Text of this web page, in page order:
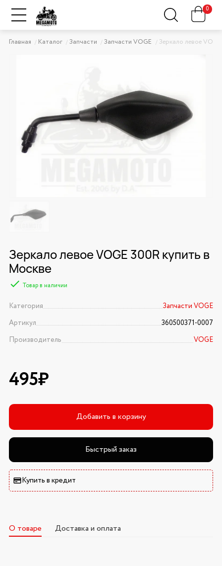
0
Главная Каталог Запчасти Запчасти VOGE Зеркало левое
Зеркало левое VOGE 300R купить в
Москве
Товар в наличии
Категория
Запчасти VOGE
Артикул
360500371-0007
Производитель
VOGE
495₽
Добавить в корзину
Быстрый заказ
Купить в кредит
О товаре Доставка и оплата